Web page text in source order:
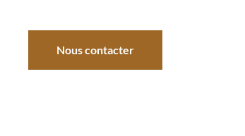
Nous contacter